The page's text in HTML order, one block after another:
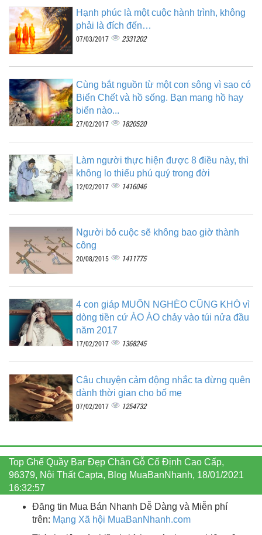
Hạnh phúc là một cuộc hành trình, không
phải là đích đến…
07/03/2017 2331202
Cùng bắt nguồn từ một con sông vì sao có
Biển Chết và hồ sống. Bạn mang hồ hay
biển nào...
27/02/2017 1820520
Làm người thực hiện được 8 điều này, thì
không lo thiếu phú quý trong đời
12/02/2017 1416046
Người bỏ cuộc sẽ không bao giờ thành
công
20/08/2015 1411775
4 con giáp MUỐN NGHÈO CŨNG KHÓ vì
dòng tiền cứ ÀO ÀO chảy vào túi nửa đầu
năm 2017
17/02/2017 1368245
Câu chuyện cảm động nhắc ta đừng quên
dành thời gian cho bố mẹ
07/02/2017 1254732
Top Ghế Quầy Bar Đẹp Chân Gỗ Cố Định Cao Cấp,
96379, Nội Thất Capta, Blog MuaBanNhanh, 18/01/2021
16:32:57
Đăng tin Mua Bán Nhanh Dễ Dàng và Miễn phí
trên: Mạng Xã hội MuaBanNhanh.com